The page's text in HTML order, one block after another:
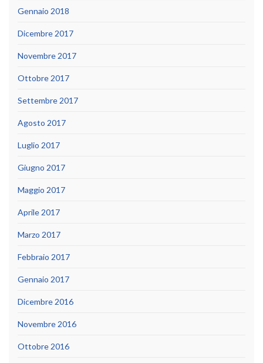
Gennaio 2018
Dicembre 2017
Novembre 2017
Ottobre 2017
Settembre 2017
Agosto 2017
Luglio 2017
Giugno 2017
Maggio 2017
Aprile 2017
Marzo 2017
Febbraio 2017
Gennaio 2017
Dicembre 2016
Novembre 2016
Ottobre 2016